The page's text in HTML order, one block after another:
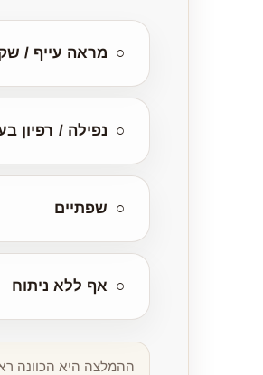
○ מראה עייף /
○ נפילה / רפיון
○ שפתיים
○ אף ללא ניתוח
ההמלצה היא הכוונה